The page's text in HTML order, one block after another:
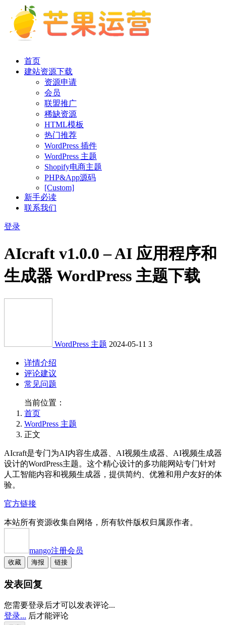
首页
建站资源下载
资源申请
会员
联盟推广
稀缺资源
HTML模板
热门推荐
WordPress 插件
WordPress 主题
Shopify电商主题
PHP&App源码
[Custom]
新手必读
联系我们
登录
AIcraft v1.0.0 – AI 应用程序和
生成器 WordPress 主题下载
WordPress 主题 2024-05-11 3
详情介绍
评论建议
常见问题
当前位置：
首页
WordPress 主题
正文
AIcraft是专门为AI内容生成器、AI视频生成器、AI视频生成器
设计的WordPress主题。这个精心设计的多功能网站专门针对
人工智能内容和视频生成器，提供简约、优雅和用户友好的体
验。
官方链接
本站所有资源收集自网络，所有软件版权归属原作者。
mango注册会员
收藏 海报 链接
发表回复
您需要登录后才可以发表评论...
登录... 后才能评论